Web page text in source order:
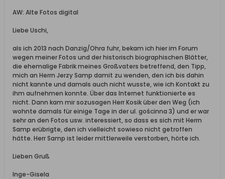
AW: Alte Fotos digital
Liebe Uschi,
als ich 2013 nach Danzig/Ohra fuhr, bekam ich hier im Forum
wegen meiner Fotos und der historisch biographischen Blätter,
die ehemalige Fabrik meines Großvaters betreffend, den Tipp,
mich an Herrn Jerzy Samp damit zu wenden, den ich bis dahin
nicht kannte und damals auch nicht wusste, wie ich Kontakt zu
ihm aufnehmen konnte. Über das Internet funktionierte es
nicht. Dann kam mir sozusagen Herr Kosik über den Weg (ich
wohnte damals für einige Tage in der ul. gościnna 3) und er war
sehr an den Fotos usw. interessiert, so dass es sich mit Herrn
Samp erübrigte, den ich vielleicht sowieso nicht getroffen
hätte. Herr Samp ist leider mittlerweile verstorben, hörte ich.
Lieben Gruß
Inge-Gisela